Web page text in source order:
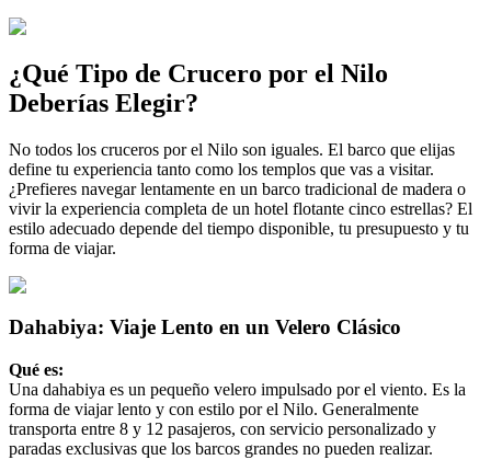
¿Qué Tipo de Crucero por el Nilo
Deberías Elegir?
No todos los cruceros por el Nilo son iguales. El barco que elijas
define tu experiencia tanto como los templos que vas a visitar.
¿Prefieres navegar lentamente en un barco tradicional de madera o
vivir la experiencia completa de un hotel flotante cinco estrellas? El
estilo adecuado depende del tiempo disponible, tu presupuesto y tu
forma de viajar.
Dahabiya: Viaje Lento en un Velero Clásico
Qué es:
Una dahabiya es un pequeño velero impulsado por el viento. Es la
forma de viajar lento y con estilo por el Nilo. Generalmente
transporta entre 8 y 12 pasajeros, con servicio personalizado y
paradas exclusivas que los barcos grandes no pueden realizar.